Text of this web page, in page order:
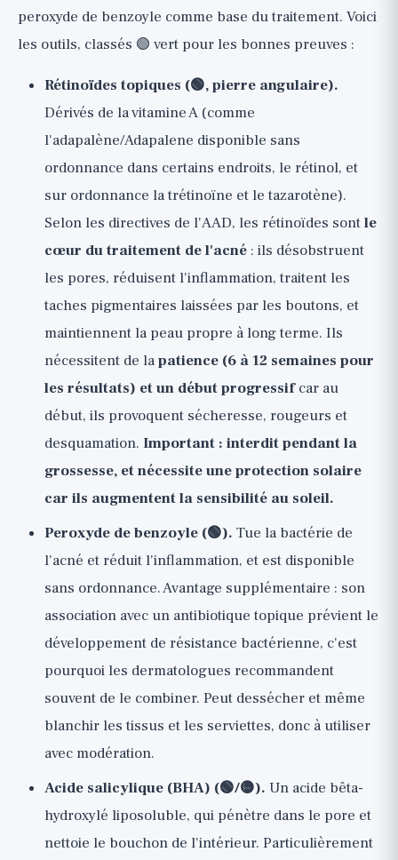
peroxyde de benzoyle comme base du traitement. Voici
les outils, classés 🟢 vert pour les bonnes preuves :
Rétinoïdes topiques (🟢, pierre angulaire).
Dérivés de la vitamine A (comme
l'adapalène/Adapalene disponible sans
ordonnance dans certains endroits, le rétinol, et
sur ordonnance la trétinoïne et le tazarotène).
Selon les directives de l'AAD, les rétinoïdes sontle
cœur du traitement de l'acné : ils désobstruent
les pores, réduisent l'inflammation, traitent les
taches pigmentaires laissées par les boutons, et
maintiennent la peau propre à long terme. Ils
nécessitent de lapatience (6 à 12 semaines pour
les résultats) et un début progressifcar au
début, ils provoquent sécheresse, rougeurs et
desquamation. Important : interdit pendant la
grossesse, et nécessite une protection solaire
car ils augmentent la sensibilité au soleil.
Peroxyde de benzoyle (🟢). Tue la bactérie de
l'acné et réduit l'inflammation, et est disponible
sans ordonnance. Avantage supplémentaire : son
association avec un antibiotique topique prévient le
développement de résistance bactérienne, c'est
pourquoi les dermatologues recommandent
souvent de le combiner. Peut dessécher et même
blanchir les tissus et les serviettes, donc à utiliser
avec modération.
Acide salicylique (BHA) (🟢/🟡). Un acide bêta-
hydroxylé liposoluble, qui pénètre dans le pore et
nettoie le bouchon de l'intérieur. Particulièrement